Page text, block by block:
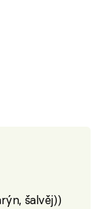
šalvěj))